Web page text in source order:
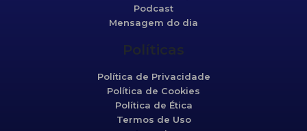
Podcast
Mensagem do dia
Políticas
Política de Privacidade
Política de Cookies
Política de Ética
Termos de Uso